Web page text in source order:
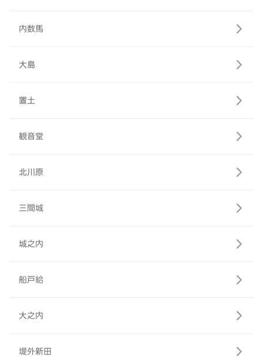
内数馬
大島
置土
観音堂
北川原
三間城
城之内
船戸給
大之内
堤外新田